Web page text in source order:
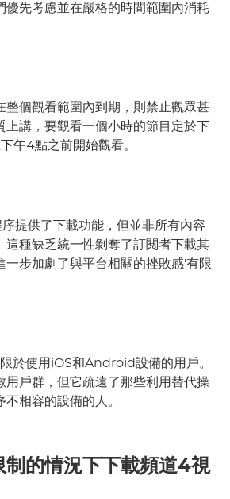
優先考慮並在嚴格的時間範圍內消耗
整個觀看範圍內到期，則禁止觀眾甚
上講，要觀看一個小時的節目定於下
午4點之前開始觀看。
提供了下載功能，但並非所有內容
這種缺乏統一性剝奪了訂閱者下載其
一步加劇了與平台相關的挫敗感'有限
於使用iOS和Android設備的用戶。
用戶群，但它疏遠了那些利用替代操
相容的設備的人。
制的情況下下載頻道4視